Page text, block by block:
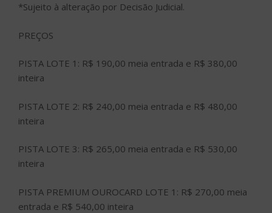
*Sujeito à alteração por Decisão Judicial.
PREÇOS
PISTA LOTE 1: R$ 190,00 meia entrada e R$ 380,00
inteira
PISTA LOTE 2: R$ 240,00 meia entrada e R$ 480,00
inteira
PISTA LOTE 3: R$ 265,00 meia entrada e R$ 530,00
inteira
PISTA PREMIUM OUROCARD LOTE 1: R$ 270,00 meia
entrada e R$ 540,00 inteira